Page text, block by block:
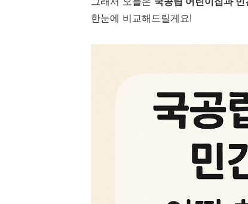
한눈에 비교해드릴게요!